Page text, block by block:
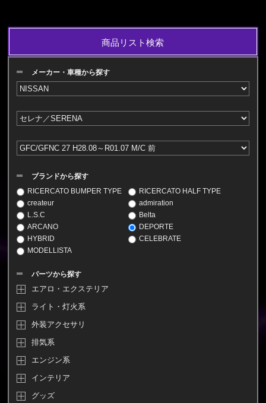
商品リスト検索
メーカー・車種から探す
ブランドから探す
RICERCATO BUMPER TYPE
RICERCATO HALF TYPE
createur
admiration
L.S.C
Belta
ARCANO
DEPORTE
HYBRID
CELEBRATE
MODELLISTA
パーツから探す
エアロ・エクステリア
ライト・灯火系
外装アクセサリ
排気系
エンジン系
インテリア
グッズ